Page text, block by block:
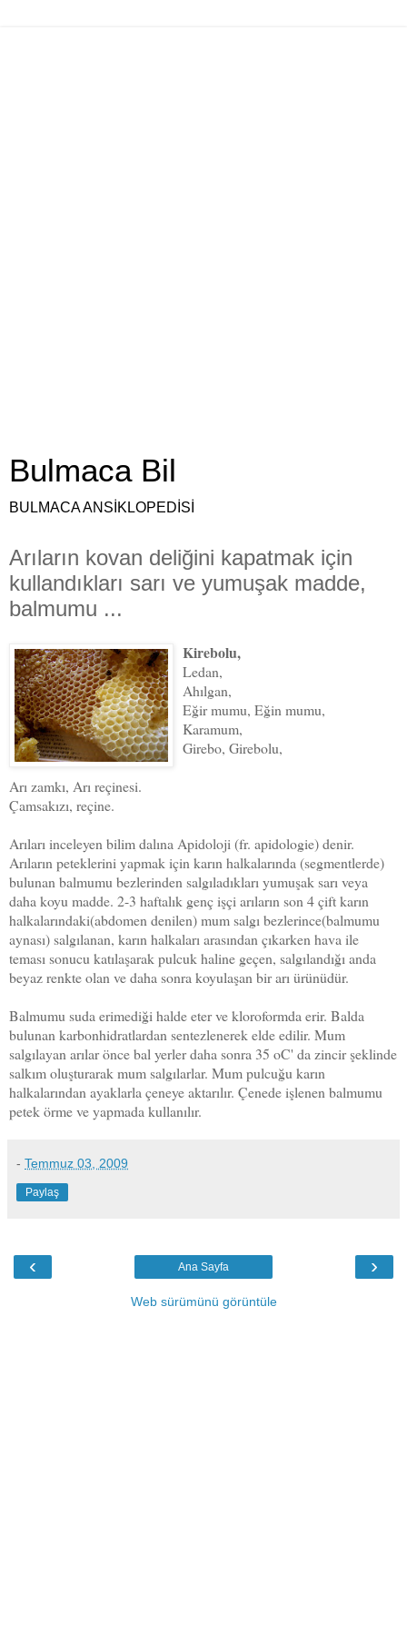
Bulmaca Bil
BULMACA ANSİKLOPEDİSİ
Arıların kovan deliğini kapatmak için
kullandıkları sarı ve yumuşak madde,
balmumu ...
Kirebolu,
Ledan,
Ahılgan,
Eğir mumu, Eğin mumu,
Karamum,
Girebo, Girebolu,
Arı zamkı, Arı reçinesi.
Çamsakızı, reçine.
Arıları inceleyen bilim dalına Apidoloji (fr. apidologie) denir.
Arıların peteklerini yapmak için karın halkalarında (segmentlerde)
bulunan balmumu bezlerinden salgıladıkları yumuşak sarı veya
daha koyu madde. 2-3 haftalık genç işçi arıların son 4 çift karın
halkalarındaki(abdomen denilen) mum salgı bezlerince(balmumu
aynası) salgılanan, karın halkaları arasından çıkarken hava ile
teması sonucu katılaşarak pulcuk haline geçen, salgılandığı anda
beyaz renkte olan ve daha sonra koyulaşan bir arı ürünüdür.
Balmumu suda erimediği halde eter ve kloroformda erir. Balda
bulunan karbonhidratlardan sentezlenerek elde edilir. Mum
salgılayan arılar önce bal yerler daha sonra 35 oC' da zincir şeklinde
salkım oluşturarak mum salgılarlar. Mum pulcuğu karın
halkalarından ayaklarla çeneye aktarılır. Çenede işlenen balmumu
petek örme ve yapmada kullanılır.
- Temmuz 03, 2009
Paylaş
‹ ›
Ana Sayfa
Web sürümünü görüntüle